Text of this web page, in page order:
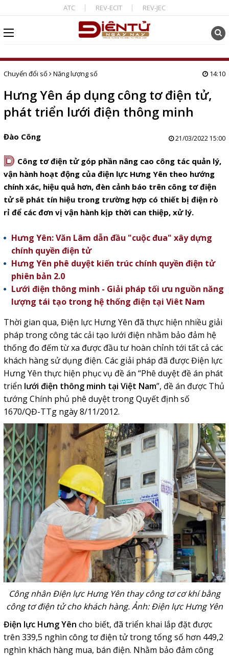
ATC REV-ECIT REV-JEC
Chuyển đổi số Năng lượng số 14:10
Hưng Yên áp dụng công tơ điện tử,
phát triển lưới điện thông minh
Đào Công 21/03/2022 15:00
D Công tơ điện tử góp phần nâng cao công tác quản lý,
vận hành hoạt động của điện lực Hưng Yên theo hướng
chính xác, hiệu quả hơn, đèn cảnh báo trên công tơ điện
tử sẽ phát tín hiệu trong trường hợp có thiết bị điện rò
rỉ để các đơn vị vận hành kịp thời can thiệp, xử lý.
Hưng Yên: Văn Lâm dẫn đầu "cuộc đua" xây dựng
chính quyền điện tử
Hưng Yên phê duyệt kiến trúc chính quyền điện tử
phiên bản 2.0
Lưới điện thông minh - Giải pháp tối ưu nguồn năng
lượng tái tạo trong hệ thống điện tại Viêt Nam
Thời gian qua, Điện lực Hưng Yên đã thực hiện nhiều giải
pháp trong công tác cải tạo lưới điện nhằm bảo đảm hệ
thống đo đếm từ xa được đầu tư hoàn chỉnh tới tất cả các
khách hàng sử dụng điện. Các giải pháp đã được Điện lực
Hưng Yên thực hiện phục vụ đề án “Phê duyệt đề án phát
triển lưới điện thông minh tại Việt Nam”, đề án được Thủ
tướng Chính phủ phê duyệt trong Quyết định số
1670/QĐ-TTg ngày 8/11/2012.
Công nhân Điện lực Hưng Yên thay công tơ cơ khí bằng
công tơ điện tử cho khách hàng. Ảnh: Điện lực Hưng Yên
Điện lực Hưng Yên cho biết, đã triển khai lắp đặt được
trên 339,5 nghìn công tơ điện tử trong tổng số hơn 449,2
nghìn khách hàng mua, bán điện. Nhằm bảo đảm công